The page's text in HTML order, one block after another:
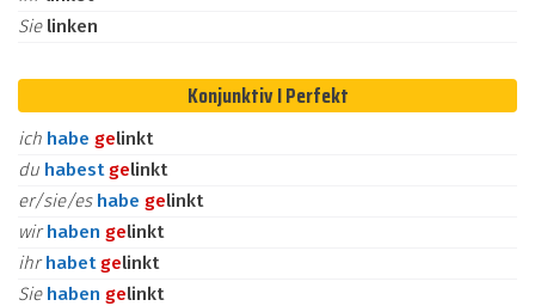
Sie linken
Konjunktiv I Perfekt
ich habe gelinkt
du habest gelinkt
er/sie/es habe gelinkt
wirhaben gelinkt
ihrhabet gelinkt
Sie haben gelinkt